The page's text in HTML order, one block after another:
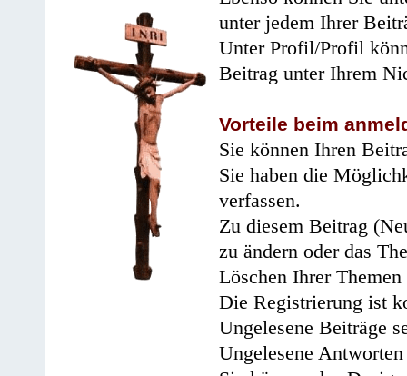
unter jedem Ihrer
Unter Profil/Profil
Beitrag unter Ihrem
Vorteile beim
Sie können Ihren
Sie haben die
verfassen.
Zu diesem Beitrag
zu ändern oder das
Löschen Ihrer
Die Registrierung ist
Ungelesene Beiträge
Ungelesene